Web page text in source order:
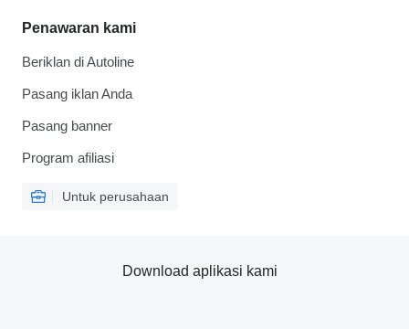
Penawaran kami
Beriklan di Autoline
Pasang iklan Anda
Pasang banner
Program afiliasi
Untuk perusahaan
Download aplikasi kami